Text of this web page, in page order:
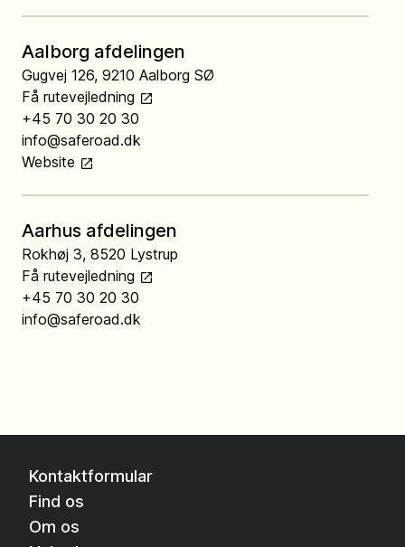
Aalborg afdelingen
Gugvej 126, 9210 Aalborg SØ
Få rutevejledning
+45 70 30 20 30
info@saferoad.dk
Website
Aarhus afdelingen
Rokhøj 3, 8520 Lystrup
Få rutevejledning
+45 70 30 20 30
info@saferoad.dk
Agenavej 31, 2670 Greve
+45 70 30 20 30
info@saferoad.dk
Website
Kontaktformular
Find os
Om os